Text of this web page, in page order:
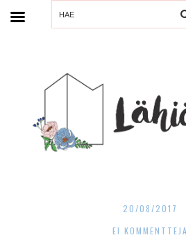
SEARCH
20/08/2017
EI KOMMENTTEJA